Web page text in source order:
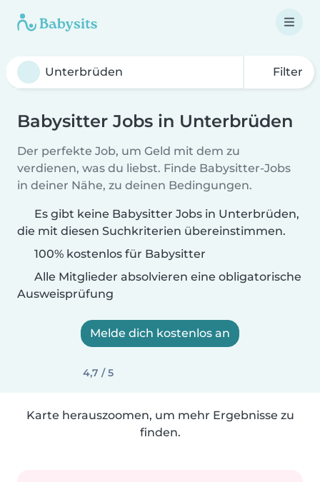
Filter
Babysitter Jobs in Unterbrüden
Der perfekte Job, um Geld mit dem zu
verdienen, was du liebst. Finde Babysitter-Jobs
in deiner Nähe, zu deinen Bedingungen.
Es gibt keine Babysitter Jobs in Unterbrüden,
die mit diesen Suchkriterien übereinstimmen.
100% kostenlos für Babysitter
Alle Mitglieder absolvieren eine obligatorische
Ausweisprüfung
Melde dich kostenlos an
4,7 / 5
Karte herauszoomen, um mehr Ergebnisse zu
finden.